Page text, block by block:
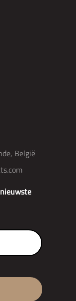
België